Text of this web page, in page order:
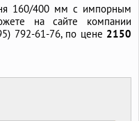
160/400 мм с импорным
на сайте компании
792-61-76,по цене 2150